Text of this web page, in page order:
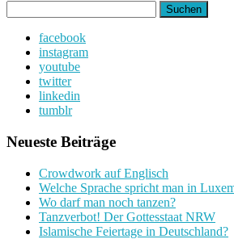
nach:
facebook
instagram
youtube
twitter
linkedin
tumblr
Neueste Beiträge
Crowdwork auf Englisch
Welche Sprache spricht man in
Wo darf man noch tanzen?
Tanzverbot! Der Gottesstaat NRW
Islamische Feiertage in Deutschland?